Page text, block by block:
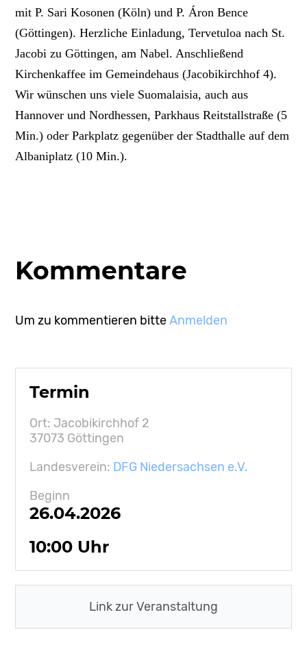
mit P. Sari Kosonen (Köln) und P. Áron Bence
(Göttingen). Herzliche Einladung, Tervetuloa nach St.
Jacobi zu Göttingen, am Nabel. Anschließend
Kirchenkaffee im Gemeindehaus (Jacobikirchhof 4).
Wir wünschen uns viele Suomalaisia, auch aus
Hannover und Nordhessen, Parkhaus Reitstallstraße (5
Min.) oder Parkplatz gegenüber der Stadthalle auf dem
Albaniplatz (10 Min.).
Kommentare
Um zu kommentieren bitteAnmelden
Termin
Ort: Jacobikirchhof 2
37073 Göttingen
Landesverein: DFG Niedersachsen e.V.
Beginn
26.04.2026
10:00 Uhr
Link zur Veranstaltung